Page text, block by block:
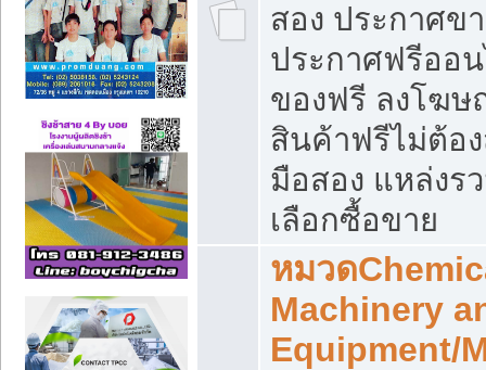
สอง ประกาศข
ประกาศฟรีออ
ของฟรี ลงโฆ
สินค้าฟรีไม่ต้อ
มือสอง แหล่งร
เลือกซื้อขาย
หมวด
Machinery
Equipment/